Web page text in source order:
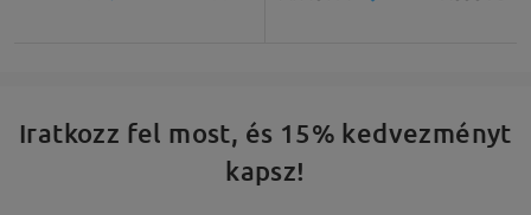
Iratkozz fel most, és 15% kedvezményt
kapsz!